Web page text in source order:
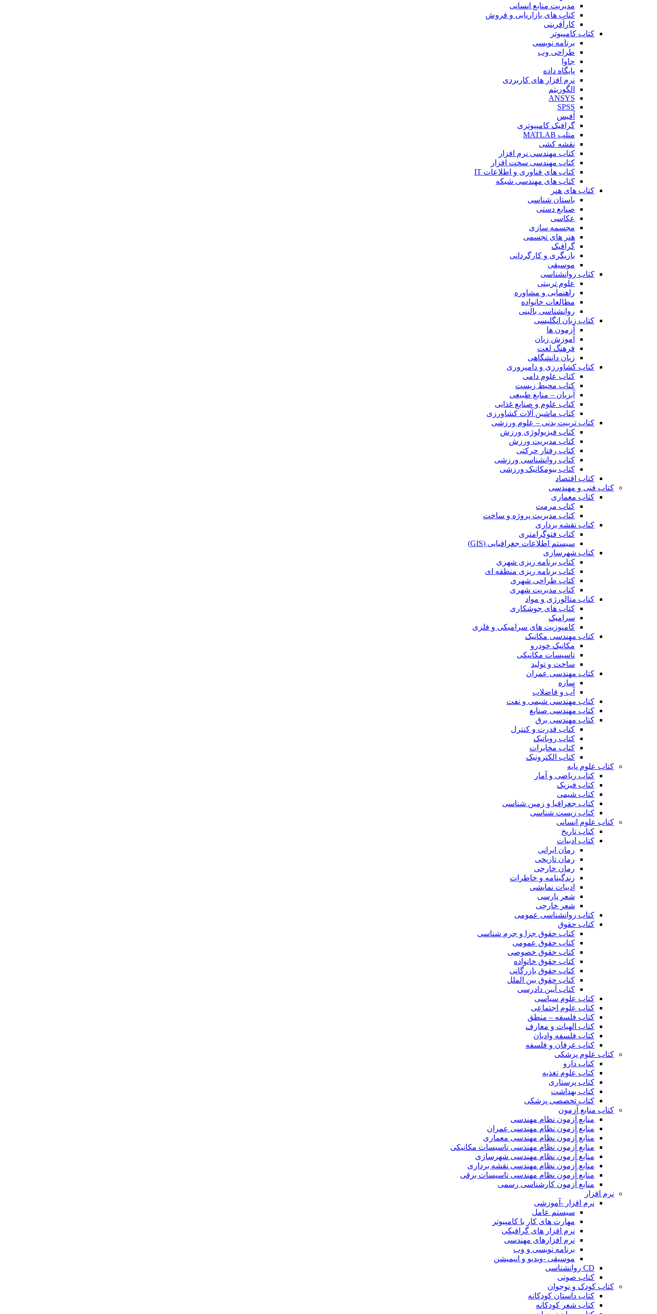
مدیریت منابع انسانی
کتاب های بازاریابی و فروش
کارآفرینی
کتاب کامپیوتر
برنامه نویسی
طراحی وب
جاوا
پایگاه داده
نرم افزار های کاربردی
الگوریتم
ANSYS
SPSS
آفیس
گرافیک کامپیوتری
متلب MATLAB
نقشه کشی
کتاب مهندسی نرم افزار
کتاب مهندسی سخت افزار
کتاب های فناوری و اطلاعات IT
کتاب های مهندسی شبکه
کتاب های هنر
باستان شناسی
صنایع دستی
عکاسی
مجسمه سازی
هنر های تجسمی
گرافیک
بازیگری و کارگردانی
موسیقی
کتاب روانشناسی
علوم تربیتی
راهنمایی و مشاوره
مطالعات خانواده
روانشناسی بالینی
کتاب زبان انگلیسی
آزمون ها
آموزش زبان
فرهنگ لغت
زبان دانشگاهی
کتاب کشاورزی و دامپروری
کتاب علوم دامی
کتاب محیط زیست
آبزیان – منابع طبیعی
کتاب علوم و صنایع غذایی
کتاب ماشین آلات کشاورزی
کتاب تربیت بدنی – علوم ورزشی
کتاب فیزیولوژی ورزش
کتاب مدیریت ورزش
کتاب رفتار حرکتی
کتاب روانشناسی ورزشی
کتاب بیومکانیک ورزشی
کتاب اقتصاد
کتاب فنی و مهندسی
کتاب معماری
کتاب مرمت
کتاب مدیریت پروژه و ساخت
کتاب نقشه برداری
کتاب فتوگرامتری
سیستم اطلاعات جغرافیایی (GIS)
کتاب شهرسازی
کتاب برنامه ریزی شهری
کتاب برنامه ریزی منطقه ای
کتاب طراحی شهری
کتاب مدیریت شهری
کتاب متالورژی و مواد
کتاب های جوشکاری
سرامیک
کامپوزیت های سرامیکی و فلزی
کتاب مهندسی مکانیک
مکانیک خودرو
تاسیسات مکانیکی
ساخت و تولید
کتاب مهندسی عمران
سازه
آب و فاضلاب
کتاب مهندسی شیمی و نفت
کتاب مهندسی صنایع
کتاب مهندسی برق
کتاب قدرت و کنترل
کتاب روباتیک
کتاب مخابرات
کتاب الکترونیک
کتاب علوم پایه
کتاب ریاضی و آمار
کتاب فیزیک
کتاب شیمی
کتاب جغرافیا و زمین شناسی
کتاب زیست شناسی
کتاب علوم انسانی
کتاب تاریخ
کتاب ادبیات
رمان ایرانی
رمان تاریخی
رمان خارجی
زندگینامه و خاطرات
ادبیات نمایشی
شعر پارسی
شعر خارجی
کتاب روانشناسی عمومی
کتاب حقوق
کتاب حقوق جزا و جرم شناسی
کتاب حقوق عمومی
کتاب حقوق خصوصی
کتاب حقوق خانواده
کتاب حقوق بازرگانی
کتاب حقوق بین الملل
کتاب آیین دادرسی
کتاب علوم سیاسی
کتاب علوم اجتماعی
کتاب فلسفه – منطق
کتاب الهیات و معارف
کتاب فلسفه وادیان
کتاب عرفان و فلسفه
کتاب علوم پزشکی
کتاب دارو
کتاب علوم تغذیه
کتاب پرستاری
کتاب بهداشت
کتاب تخصصی پزشکی
کتاب منابع آزمون
منابع آزمون نظام مهندسی
منابع آزمون نظام مهندسی عمران
منابع آزمون نظام مهندسی معماری
منابع آزمون نظام مهندسی تاسیسات مکانیکی
منابع آزمون نظام مهندسی شهرسازی
منابع آزمون نظام مهندسی نقشه برداری
منابع آزمون نظام مهندسی تاسیسات برقی
منابع آزمون کارشناسی رسمی
نرم افزار
نرم افزار -آموزشی
سیستم عامل
مهارت های کار با کامپیوتر
نرم افزار های گرافیکی
نرم افزارهای مهندسی
برنامه نویسی و وب
موسیقی -ویدیو و انیمیشن
CD روانشناسی
کتاب صوتی
کتاب کودک و نوجوان
کتاب داستان کودکانه
کتاب شعر کودکانه